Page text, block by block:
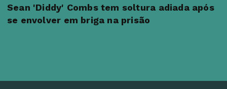
Sean 'Diddy' Combs tem soltura adiada após
se envolver em briga na prisão